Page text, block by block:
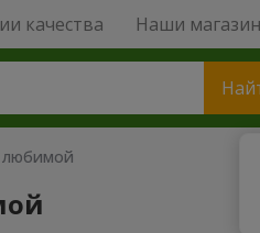
качества Наши